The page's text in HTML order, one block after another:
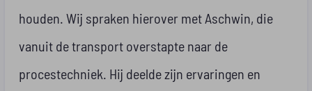
houden. Wij spraken hierover met Aschwin, die
vanuit de transport overstapte naar de
procestechniek. Hij deelde zijn ervaringen en